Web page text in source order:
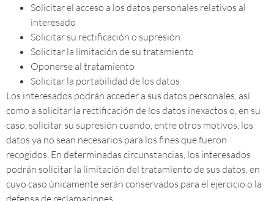
Solicitar el acceso a los datos personales relativos al
interesado
Solicitar su rectificación o supresión
Solicitar la limitación de su tratamiento
Oponerse al tratamiento
Solicitar la portabilidad de los datos
Los interesados podrán acceder a sus datos personales, así
como a solicitar la rectificación de los datos inexactos o, en su
caso, solicitar su supresión cuando, entre otros motivos, los
datos ya no sean necesarios para los fines que fueron
recogidos. En determinadas circunstancias, los interesados
podrán solicitar la limitación del tratamiento de sus datos, en
cuyo caso únicamente serán conservados para el ejercicio o la
defensa de reclamaciones.